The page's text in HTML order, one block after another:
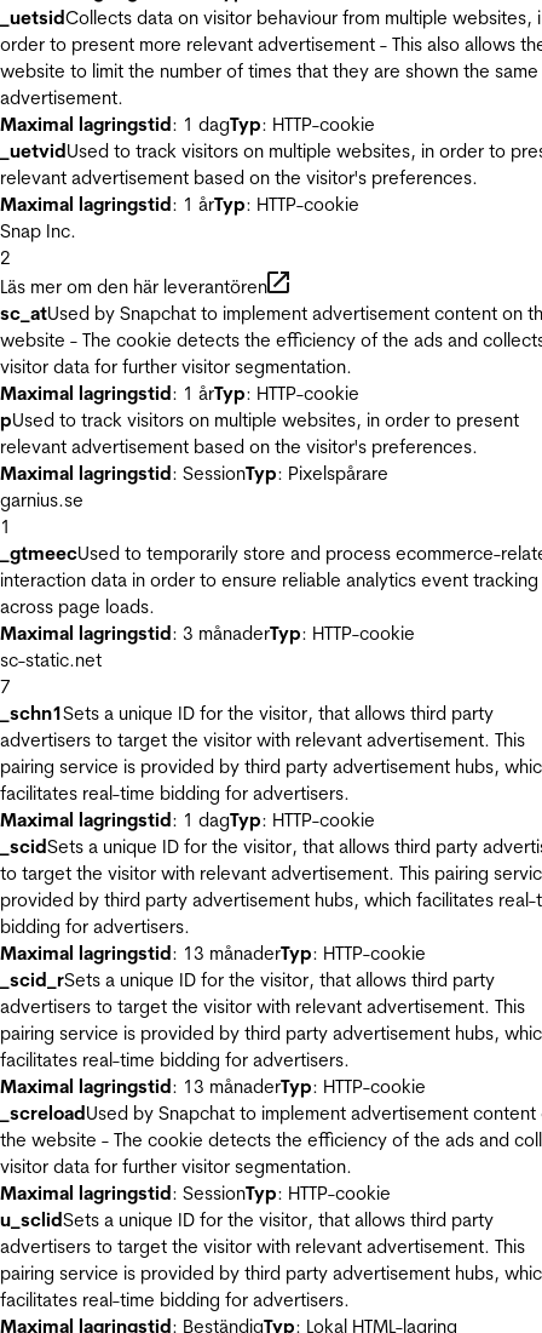
_uetsidCollects data on visitor behaviour from multiple websites,
order to present more relevant advertisement - This also allows
website to limit the number of times that they are shown the same
advertisement.
Maximal lagringstid: 1 dagTyp: HTTP-cookie
_uetvidUsed to track visitors on multiple websites, in order to
relevant advertisement based on the visitor's preferences.
Maximal lagringstid: 1 årTyp: HTTP-cookie
Snap Inc.
2
Läs mer om den här leverantören
sc_atUsed by Snapchat to implement advertisement content on
website - The cookie detects the efficiency of the ads and
visitor data for further visitor segmentation.
Maximal lagringstid: 1 årTyp: HTTP-cookie
pUsed to track visitors on multiple websites, in order to present
relevant advertisement based on the visitor's preferences.
Maximal lagringstid: SessionTyp: Pixelspårare
garnius.se
1
_gtmeecUsed to temporarily store and process ecommerce-
interaction data in order to ensure reliable analytics event tracking
across page loads.
Maximal lagringstid: 3 månaderTyp: HTTP-cookie
sc-static.net
7
_schn1Sets a unique ID for the visitor, that allows third party
advertisers to target the visitor with relevant advertisement. This
pairing service is provided by third party advertisement hubs,
facilitates real-time bidding for advertisers.
Maximal lagringstid: 1 dagTyp: HTTP-cookie
_scidSets a unique ID for the visitor, that allows third party
to target the visitor with relevant advertisement. This pairing
provided by third party advertisement hubs, which facilitates real-
bidding for advertisers.
Maximal lagringstid: 13 månaderTyp: HTTP-cookie
_scid_rSets a unique ID for the visitor, that allows third party
advertisers to target the visitor with relevant advertisement. This
pairing service is provided by third party advertisement hubs,
facilitates real-time bidding for advertisers.
Maximal lagringstid: 13 månaderTyp: HTTP-cookie
_screloadUsed by Snapchat to implement advertisement content
the website - The cookie detects the efficiency of the ads and
visitor data for further visitor segmentation.
Maximal lagringstid: SessionTyp: HTTP-cookie
u_sclidSets a unique ID for the visitor, that allows third party
advertisers to target the visitor with relevant advertisement. This
pairing service is provided by third party advertisement hubs,
facilitates real-time bidding for advertisers.
Maximal lagringstid: BeständigTyp: Lokal HTML-lagring